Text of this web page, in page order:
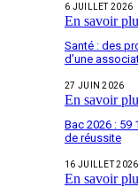
6 JUILLET 2026
En savoir
Santé : des
d’une
27 JUIN 2026
En savoir
Bac 2026 : 59
de réussite
16 JUILLET 2026
En savoir